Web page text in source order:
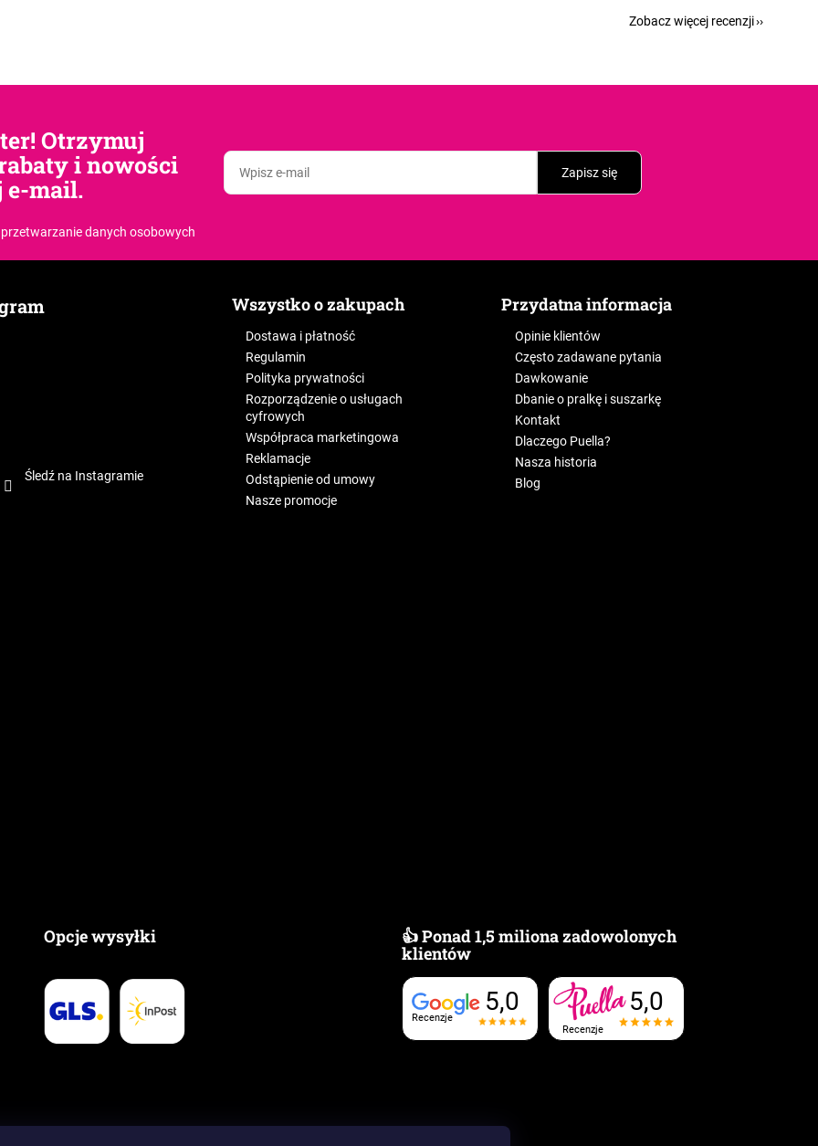
Zobacz więcej recenzji
Otrzymuj
i nowości
e-mail.
danych osobowych
Zapisz się
Śledź na Instagramie
Wszystko o zakupach
Dostawa i płatność
Regulamin
Polityka prywatności
Rozporządzenie o usługach
cyfrowych
Współpraca marketingowa
Reklamacje
Odstąpienie od umowy
Nasze promocje
Przydatna informacja
Opinie klientów
Często zadawane pytania
Dawkowanie
Dbanie o pralkę i suszarkę
Kontakt
Dlaczego Puella?
Nasza historia
Blog
Opcje wysyłki 👍 Ponad 1,5 miliona zadowolonych
klientów
Recenzje
5,0
Recenzje
5,0